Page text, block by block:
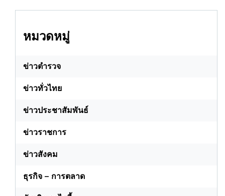
หมวดหมู่
ข่าวตำรวจ
ข่าวทั่วไทย
ข่าวประชาสัมพันธ์
ข่าวราชการ
ข่าวสังคม
ธุรกิจ – การตลาด